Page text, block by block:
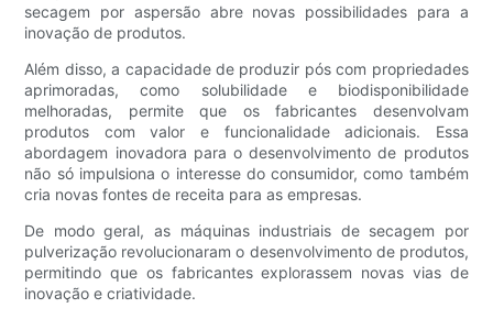
secagem por aspersão abre novas possibilidades para a
inovação de produtos.
Além disso, a capacidade de produzir pós com propriedades
aprimoradas, como solubilidade e biodisponibilidade
melhoradas, permite que os fabricantes desenvolvam
produtos com valor e funcionalidade adicionais. Essa
abordagem inovadora para o desenvolvimento de produtos
não só impulsiona o interesse do consumidor, como também
cria novas fontes de receita para as empresas.
De modo geral, as máquinas industriais de secagem por
pulverização revolucionaram o desenvolvimento de produtos,
permitindo que os fabricantes explorassem novas vias de
inovação e criatividade.